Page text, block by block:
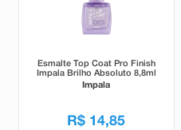
Esmalte Top Coat Pro Finish
Impala Brilho Absoluto 8,8ml
Impala
R$ 14,85